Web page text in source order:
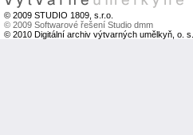
© 2009 STUDIO 1809, s.r.o.
© 2009 Softwarové řešení Studio dmm
© 2010 Digitální archiv výtvarných umělkyň, o. s.